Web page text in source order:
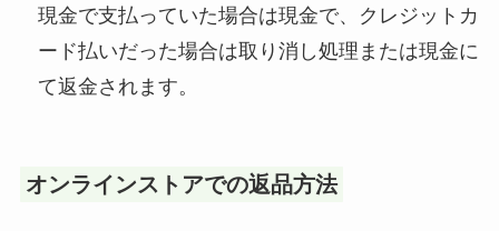
現金で支払っていた場合は現金で、クレジットカ
ード払いだった場合は取り消し処理または現金に
て返金されます。
オンラインストアでの返品方法